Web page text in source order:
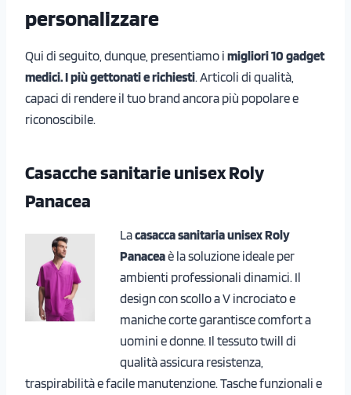
personalizzare
Qui di seguito, dunque, presentiamo i migliori 10 gadget
medici. I più gettonati e richiesti. Articoli di qualità,
capaci di rendere il tuo brand ancora più popolare e
riconoscibile.
Casacche sanitarie unisex Roly
Panacea
Lacasacca sanitaria unisex Roly
Panaceaè la soluzione ideale per
ambienti professionali dinamici. Il
design con scollo a V incrociato e
maniche corte garantisce comfort a
uomini e donne. Il tessuto twill di
qualità assicura resistenza,
traspirabilità e facile manutenzione. Tasche funzionali e